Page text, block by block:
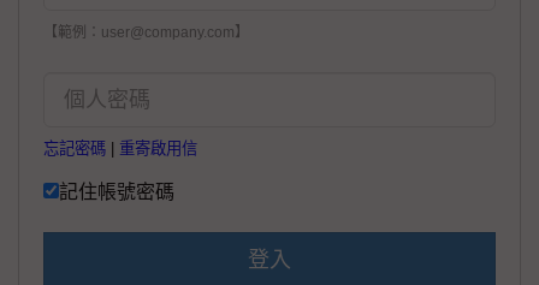
【範例：user@company.com】
忘記密碼 重寄啟用信
記住帳號密碼
登入